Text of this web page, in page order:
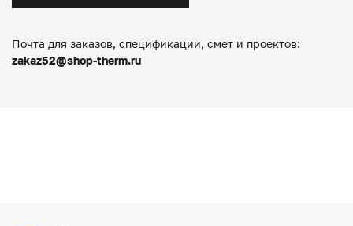
Почта для заказов, спецификации, смет и проектов:
zakaz52@shop-therm.ru